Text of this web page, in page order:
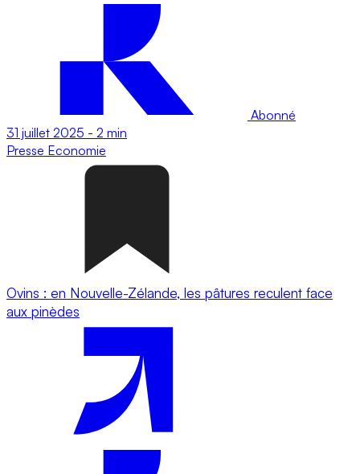
Abonné
31 juillet 2025 - 2 min
Presse Economie
Ovins : en Nouvelle-Zélande, les pâtures reculent face
aux pinèdes